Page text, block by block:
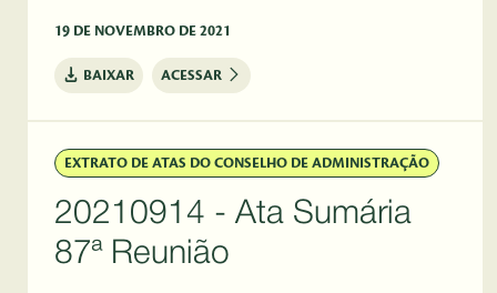
19 DE NOVEMBRO DE 2021
BAIXAR ACESSAR
EXTRATO DE ATAS DO CONSELHO DE ADMINISTRAÇÃO
20210914 - Ata Sumária
87ª Reunião